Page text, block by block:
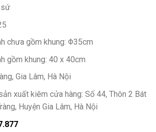
sứ
chưa gồm khung: Φ35cm
gồm khung: 40 x 40cm
Gia Lâm, Hà Nội
xuất kiêm cửa hàng: Số 44, Thôn 2 Bát
Huyện Gia Lâm, Hà Nội